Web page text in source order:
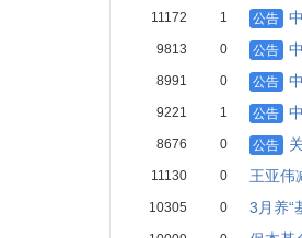
11172 1 公告
9813 0 公告
8991 0 公告
9221 1 公告
8676 0 公告
11130 0 王亚伟
10305 0 3月养“